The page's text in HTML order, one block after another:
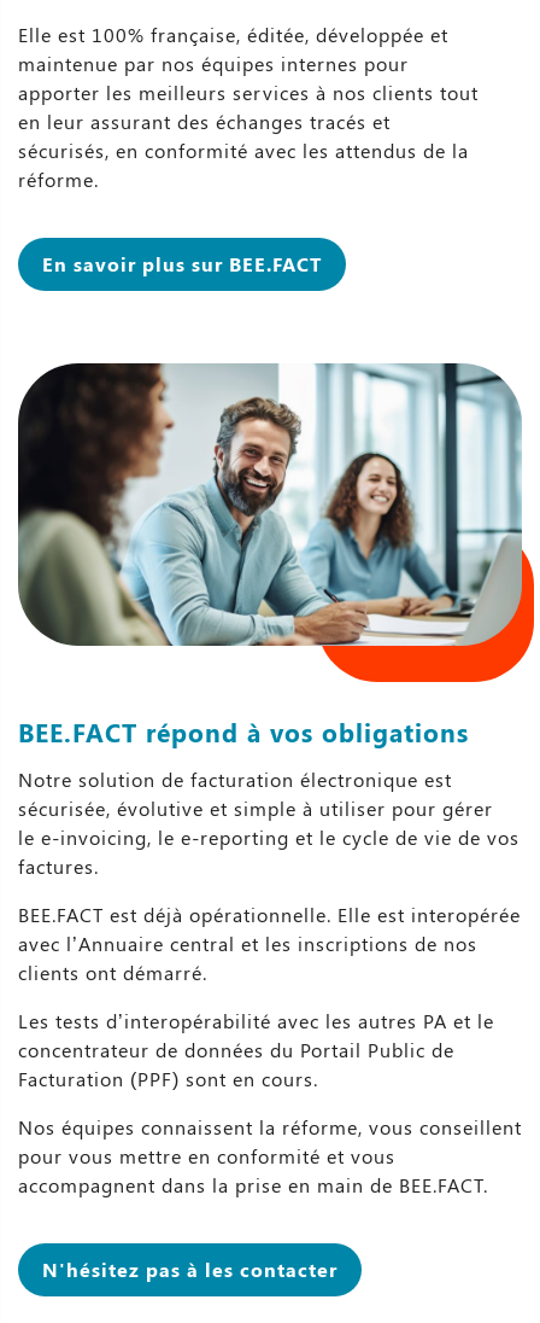
Elle est 100% française, éditée, développée et
maintenue par nos équipes internes pour
apporter les meilleurs services à nos clients tout
en leur assurant des échanges tracés et
sécurisés, en conformité avec les attendus de la
réforme.
En savoir plus sur BEE.FACT
BEE.FACT répond à vos obligations
Notre solution de facturation électronique est
sécurisée, évolutive et simple à utiliser pour gérer
le e-invoicing, le e-reporting et le cycle de vie de vos
factures.
BEE.FACT est déjà opérationnelle. Elle est interopérée
avec l’Annuaire central et les inscriptions de nos
clients ont démarré.
Les tests d’interopérabilité avec les autres PA et le
concentrateur de données du Portail Public de
Facturation (PPF) sont en cours.
Nos équipes connaissent la réforme, vous conseillent
pour vous mettre en conformité et vous
accompagnent dans la prise en main de BEE.FACT.
N'hésitez pas à les contacter